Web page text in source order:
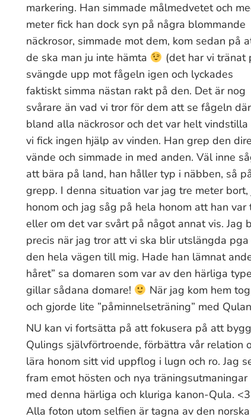
markering. Han simmade målmedvetet och
meter fick han dock syn på några blommande
näckrosor, simmade mot dem, kom sedan på
de ska man ju inte hämta
(det har vi tränat
svängde upp mot fågeln igen och lyckades
faktiskt simma nästan rakt på den. Det är nog
svårare än vad vi tror för dem att se fågeln där
bland alla näckrosor och det var helt vindstilla
vi fick ingen hjälp av vinden. Han grep den
vände och simmade in med anden. Väl inne
att bära på land, han håller typ i näbben, så
grepp. I denna situation var jag tre meter
honom och jag såg på hela honom att han
eller om det var svårt på något annat vis. Jag
precis när jag tror att vi ska blir utslängda
den hela vägen till mig. Hade han lämnat
håret” sa domaren som var av den härliga
gillar sådana domare!
När jag kom hem
och gjorde lite ”påminnelseträning” med
NU kan vi fortsätta på att fokusera på att
Qulings självförtroende, förbättra vår relation
lära honom sitt vid uppflog i lugn och ro. Jag
fram emot hösten och nya träningsutmaningar
med denna härliga och kluriga kanon-Qula. <3
Alla foton utom selfien är tagna av den norska